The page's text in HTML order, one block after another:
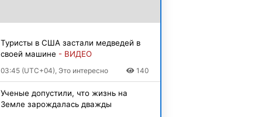
Туристы в США застали медведей в
своей машине - ВИДЕО
03:45 (UTC+04), Это интересно 140
Ученые допустили, что жизнь на
Земле зарождалась дважды